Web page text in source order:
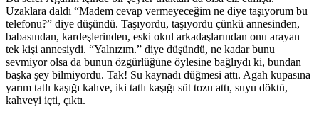
Uzaklara daldı “Madem cevap vermeyeceğim ne diye taşıyorum bu
telefonu?” diye düşündü. Taşıyordu, taşıyordu çünkü annesinden,
babasından, kardeşlerinden, eski okul arkadaşlarından onu arayan
tek kişi annesiydi. “Yalnızım.” diye düşündü, ne kadar bunu
sevmiyor olsa da bunun özgürlüğüne öylesine bağlıydı ki, bundan
başka şey bilmiyordu. Tak! Su kaynadı düğmesi attı. Agah kupasına
yarım tatlı kaşığı kahve, iki tatlı kaşığı süt tozu attı, suyu döktü,
kahveyi içti, çıktı.